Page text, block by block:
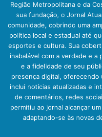
Região Metropolitana e da
sua fundação, o Jornal
comunidade, cobrindo uma
política local e estadual até
esportes e cultura. Sua
inabalável com a verdade e
e a fidelidade de seu
presença digital, oferecendo
inclui notícias atualizadas e
de comentários, redes
permitiu ao jornal alcançar
adaptando-se às novas